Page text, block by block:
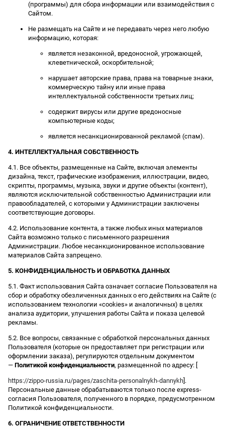
(программы) для сбора информации или взаимодействия с
Сайтом.
Не размещать на Сайте и не передавать через него любую
информацию, которая:
является незаконной, вредоносной, угрожающей,
клеветнической, оскорбительной;
нарушает авторские права, права на товарные знаки,
коммерческую тайну или иные права
интеллектуальной собственности третьих лиц;
содержит вирусы или другие вредоносные
компьютерные коды;
является несанкционированной рекламой (спам).
4. ИНТЕЛЛЕКТУАЛЬНАЯ СОБСТВЕННОСТЬ
4.1. Все объекты, размещенные на Сайте, включая элементы
дизайна, текст, графические изображения, иллюстрации, видео,
скрипты, программы, музыка, звуки и другие объекты (контент),
являются исключительной собственностью Администрации или
правообладателей, с которыми у Администрации заключены
соответствующие договоры.
4.2. Использование контента, а также любых иных материалов
Сайта возможно только с письменного разрешения
Администрации. Любое несанкционированное использование
материалов Сайта запрещено.
5. КОНФИДЕНЦИАЛЬНОСТЬ И ОБРАБОТКА ДАННЫХ
5.1. Факт использования Сайта означает согласие Пользователя на
сбор и обработку обезличенных данных о его действиях на Сайте (с
использованием технологии «cookies» и аналогичных) в целях
анализа аудитории, улучшения работы Сайта и показа целевой
рекламы.
5.2. Все вопросы, связанные с обработкой персональных данных
Пользователя (которые он предоставляет при регистрации или
оформлении заказа), регулируются отдельным документом
— Политикой конфиденциальности, размещенной по адресу: [
https://zippo-russia.ru/pages/zaschita-personalnykh-dannykh ].
Персональные данные обрабатываются только после express-
согласия Пользователя, полученного в порядке, предусмотренном
Политикой конфиденциальности.
6. ОГРАНИЧЕНИЕ ОТВЕТСТВЕННОСТИ